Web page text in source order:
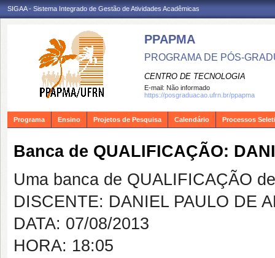
SIGAA - Sistema Integrado de Gestão de Atividades Acadêmicas
PPAPMA
PROGRAMA DE PÓS-
CENTRO DE TECNOLOGIA
E-mail: Não informado
https://posgraduacao.ufrn.br/ppapma
Programa Ensino Projetos de Pesquisa Calendário Processos
Banca de QUALIFICAÇÃO:
Uma banca de QUALIFICAÇÃO
DISCENTE: DANIEL PAULO DE
DATA: 07/08/2013
HORA: 18:05